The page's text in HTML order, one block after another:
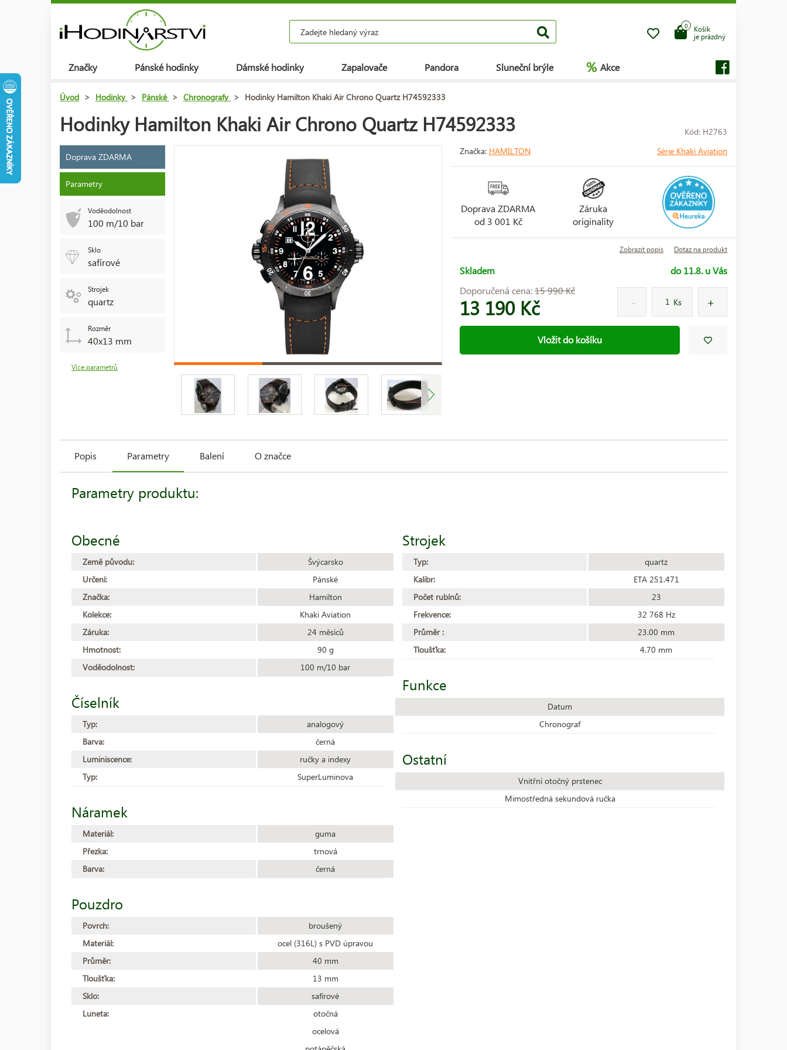
Košík
je prázdný
0
Značky Pánské hodinky Dámské hodinky Zapalovače Pandora Sluneční brýle % Akce
Úvod > Hodinky > Pánské > Chronografy > Hodinky Hamilton Khaki Air Chrono Quartz H74592333
Hodinky Hamilton Khaki Air Chrono Quartz H74592333 Kód: H2763
Doprava ZDARMA
Parametry
Voděodolnost
100 m/10 bar
Sklo
safírové
Strojek
quartz
Rozměr
40x13 mm
Více parametrů
Značka: HAMILTON Série Khaki Aviation
Doprava ZDARMA
od 3 001 Kč
Záruka
originality
Zobrazit popis Dotaz na produkt
Skladem
do 11.8. u Vás
Doporučená cena:15 990 Kč
13 190 Kč Ks
Vložit do košíku
Popis Parametry Balení O značce
Parametry produktu:
Obecné
Země původu:
Švýcarsko
Určení:
Pánské
Značka:
Hamilton
Kolekce:
Khaki Aviation
Záruka:
24 měsíců
Hmotnost:
90 g
Voděodolnost:
100 m/10 bar
Číselník
Typ:
analogový
Barva:
černá
Luminiscence:
ručky a indexy
Typ:
SuperLuminova
Náramek
Materiál:
guma
Přezka:
trnová
Barva:
černá
Pouzdro
Povrch:
broušený
Materiál:
ocel (316L) s PVD úpravou
Průměr:
40 mm
Tloušťka:
13 mm
Sklo:
safírové
Luneta:
otočná
ocelová
Strojek
Typ:
quartz
Kalibr:
ETA 251.471
Počet rubínů:
23
Frekvence:
32 768 Hz
Průměr :
23.00 mm
Tloušťka:
4.70 mm
Funkce
Datum
Chronograf
Ostatní
Vnitřní otočný prstenec
Mimostředná sekundová ručka